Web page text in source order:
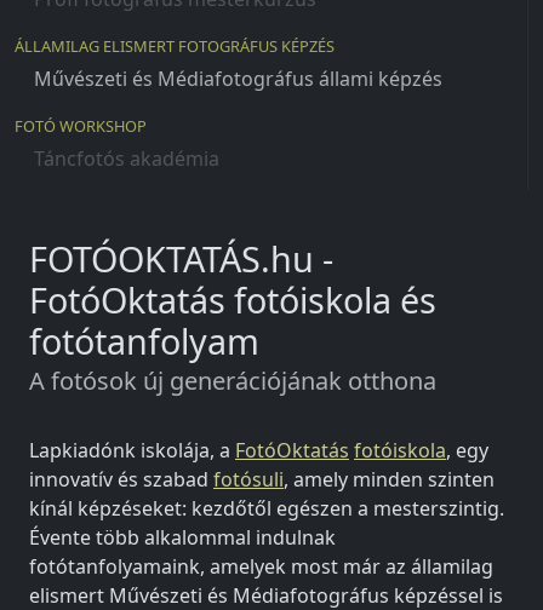
ÁLLAMILAG ELISMERT FOTOGRÁFUS KÉPZÉS
Művészeti és Médiafotográfus állami képzés
FOTÓ WORKSHOP
Táncfotós akadémia
FOTÓOKTATÁS.hu -
FotóOktatás fotóiskola és
fotótanfolyam
A fotósok új generációjának otthona
Lapkiadónk iskolája, a FotóOktatás fotóiskola, egy
innovatív és szabad fotósuli, amely minden szinten
kínál képzéseket: kezdőtől egészen a mesterszintig.
Évente több alkalommal indulnak
fotótanfolyamaink, amelyek most már az államilag
elismert Művészeti és Médiafotográfus képzéssel is